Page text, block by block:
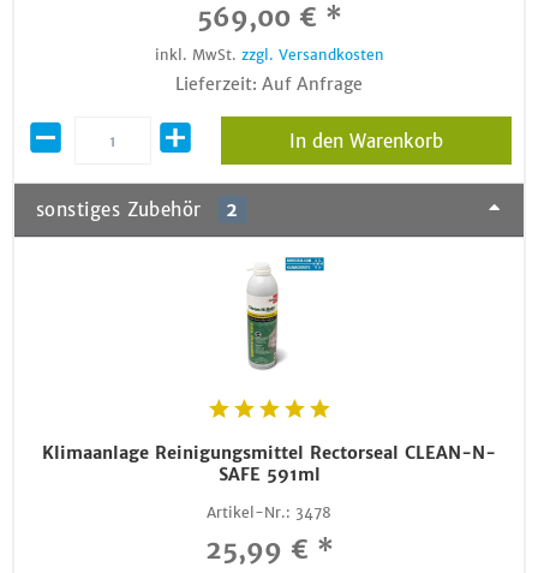
569,00 € *
inkl. MwSt. zzgl. Versandkosten
Lieferzeit: Auf Anfrage
In den Warenkorb
sonstiges Zubehör 2
Klimaanlage Reinigungsmittel Rectorseal CLEAN-N-
SAFE 591ml
Artikel-Nr.: 3478
25,99 € *